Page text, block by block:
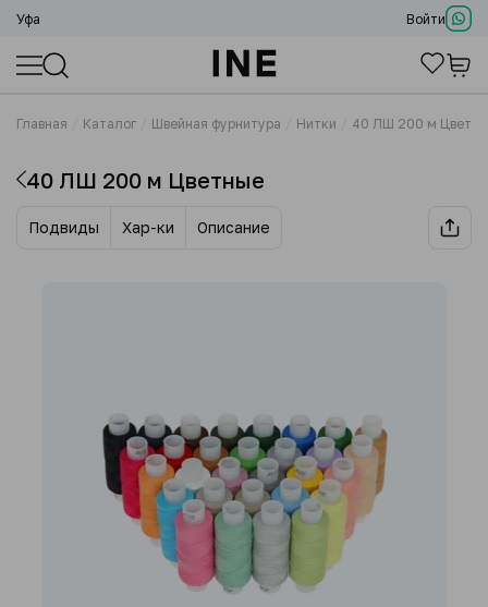
Уфа Войти
Главная Каталог Швейная фурнитура Нитки 40 ЛШ 200 м
40 ЛШ 200 м Цветные
Подвиды Хар-ки Описание